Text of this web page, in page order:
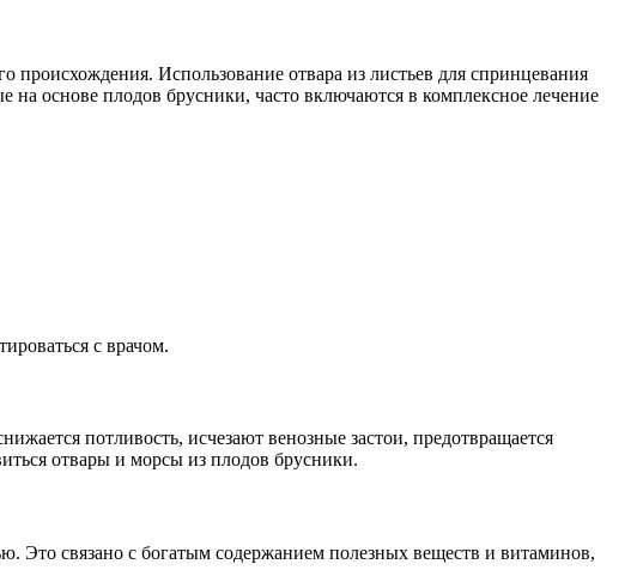
Использование отвара из листьев для спринцевания
основе плодов брусники, часто включаются в комплексное лечение
с врачом.
потливость, исчезают венозные застои, предотвращается
отвары и морсы из плодов брусники.
Это связано с богатым содержанием полезных веществ и витаминов,